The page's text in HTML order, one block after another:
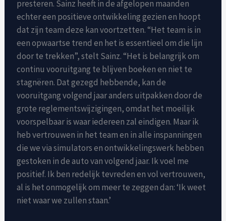
presteren. Sainz heeft in de afgelopen maanden
echter een positieve ontwikkeling gezien en hoopt
dat zijn team deze kan voortzetten. “Het team is in
een opwaartse trend en het is essentieel om die lijn
door te trekken”, stelt Sainz. “Het is belangrijk om
continu vooruitgang te blijven boeken en niet te
stagnëren. Dat gezegd hebbende, kan de
vooruitgang volgend jaar anders uitpakken door de
grote reglementswijzigingen, omdat het moeilijk
voorspelbaar is waar iedereen zal eindigen. Maar ik
heb vertrouwen in het team en in alle inspanningen
die we via simulators en ontwikkelingswerk hebben
gestoken in de auto van volgend jaar. Ik voel me
positief. Ik ben redelijk tevreden en vol vertrouwen,
al is het onmogelijk om meer te zeggen dan: ‘Ik weet
niet waar we zullen staan.’